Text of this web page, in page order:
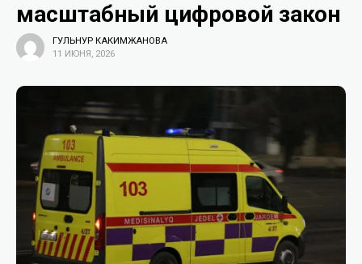
масштабный цифровой закон
ГУЛЬНУР КАКИМЖАНОВА
11 ИЮНЯ, 2026